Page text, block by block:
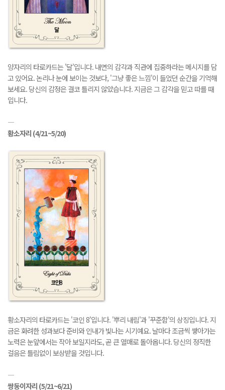
양자리의 타로카드는 '달'입니다. 내면의 감각과 직관에 집중하라는 메시지를 담
고 있어요. 논리나 눈에 보이는 것보다, '그냥 좋은 느낌'이 들었던 순간을 기억해
보세요. 당신의 감정은 결코 틀리지 않았습니다. 지금은 그 감각을 믿고 따를 때
입니다.
―
황소자리 (4/21~5/20)
황소자리의 타로카드는 '코인 8'입니다. '뿌리 내림'과 '꾸준함'의 상징입니다. 지
금은 화려한 성과보다 준비와 인내가 빛나는 시기예요. 날마다 조금씩 쌓아가는
노력은 눈앞에서는 작아 보일지라도, 곧 큰 열매로 돌아옵니다. 당신의 정직한
걸음은 틀림없이 보상받을 것입니다.
―
쌍둥이자리 (5/21~6/21)